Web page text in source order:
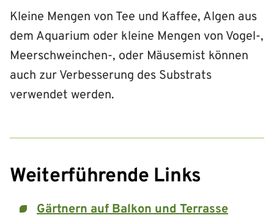
Kleine Mengen von Tee und Kaffee, Algen aus
dem Aquarium oder kleine Mengen von Vogel-,
Meerschweinchen-, oder Mäusemist können
auch zur Verbesserung des Substrats
verwendet werden.
Weiterführende Links
Gärtnern auf Balkon und Terrasse